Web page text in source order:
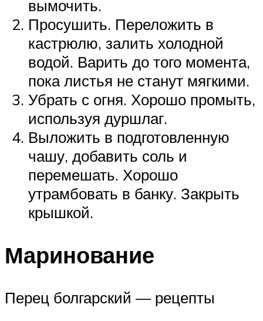
вымочить.
Просушить. Переложить в
кастрюлю, залить холодной
водой. Варить до того момента,
пока листья не станут мягкими.
Убрать с огня. Хорошо промыть,
используя дуршлаг.
Выложить в подготовленную
чашу, добавить соль и
перемешать. Хорошо
утрамбовать в банку. Закрыть
крышкой.
Маринование
Перец болгарский — рецепты